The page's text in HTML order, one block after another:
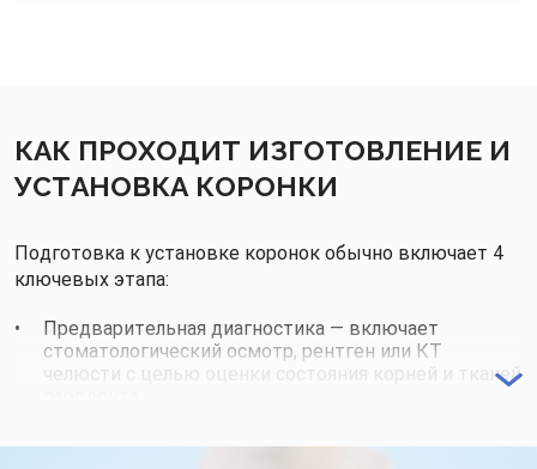
КАК ПРОХОДИТ ИЗГОТОВЛЕНИЕ И
УСТАНОВКА КОРОНКИ
Подготовка к установке коронок обычно включает 4
ключевых этапа:
Предварительная диагностика — включает
стоматологический осмотр, рентген или КТ
челюсти с целью оценки состояния корней и тканей
профессиональная гигиена.